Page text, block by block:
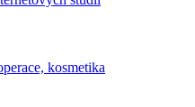
kosmetika